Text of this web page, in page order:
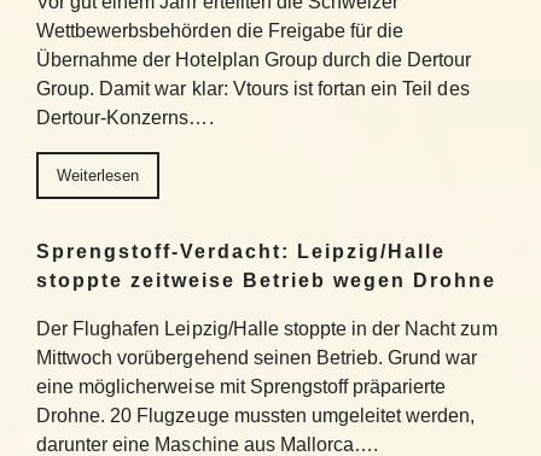
Wettbewerbsbehörden die Freigabe für die
Übernahme der Hotelplan Group durch die Dertour
Group. Damit war klar: Vtours ist fortan ein Teil des
Dertour-Konzerns….
Weiterlesen
Sprengstoff-Verdacht: Leipzig/Halle
stoppte zeitweise Betrieb wegen Drohne
Der Flughafen Leipzig/Halle stoppte in der Nacht zum
Mittwoch vorübergehend seinen Betrieb. Grund war
eine möglicherweise mit Sprengstoff präparierte
Drohne. 20 Flugzeuge mussten umgeleitet werden,
darunter eine Maschine aus Mallorca….